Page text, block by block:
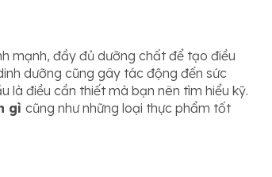
mạnh, đầy đủ dưỡng chất để tạo điều
dưỡng cũng gây tác động đến sức
là điều cần thiết mà bạn nên tìm hiểu kỹ.
gì cũng như những loại thực phẩm tốt